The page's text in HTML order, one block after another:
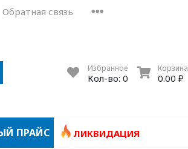
Обратная связь
Избранное
Кол-во: 0
Корзина
0.00 ₽
ПРАЙС ЛИКВИДАЦИЯ